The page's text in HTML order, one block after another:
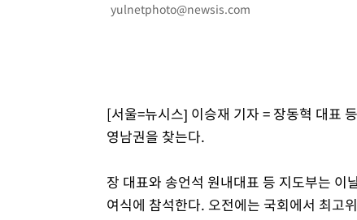
yulnetphoto@newsis.com
[서울=뉴시스] 이승재 기자 = 장동혁 대표
영남권을 찾는다.
장 대표와 송언석 원내대표 등 지도부는 이
여식에 참석한다. 오전에는 국회에서 최고